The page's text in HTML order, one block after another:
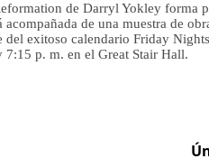
de Darryl Yokley forma
de una muestra de
exitoso calendario Friday
p. m. en el Great Stair Hall.